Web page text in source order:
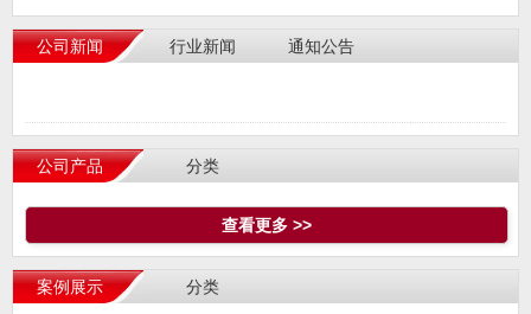
公司新闻 行业新闻 通知公告
公司产品 分类
查看更多 >>
案例展示 分类